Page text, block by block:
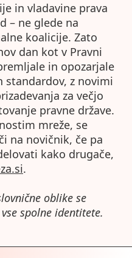
in vladavine prava
– ne glede na
koalicije. Zato
dan kot v Pravni
in opozarjale
z novimi
za večjo
pravne države.
mreže, se
na novičnik, če pa
kako drugače,
.
oblike se
spolne identitete.